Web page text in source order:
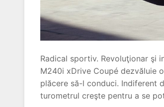
Radical sportiv. Revoluţionar şi
M240i xDrive Coupé dezvăluie
plăcere să-l conduci. Indiferent
turometrul creşte pentru a se